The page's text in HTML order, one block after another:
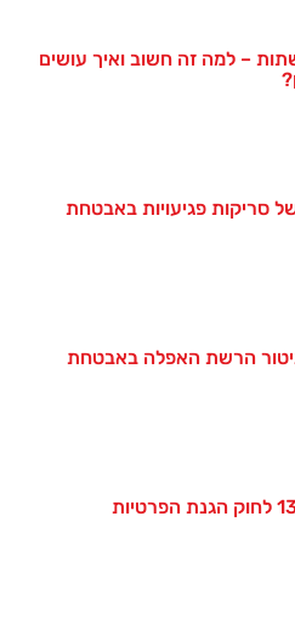
– למה זה חשוב ואיך עושים
סריקות פגיעויות באבטחת
הרשת האפלה באבטחת